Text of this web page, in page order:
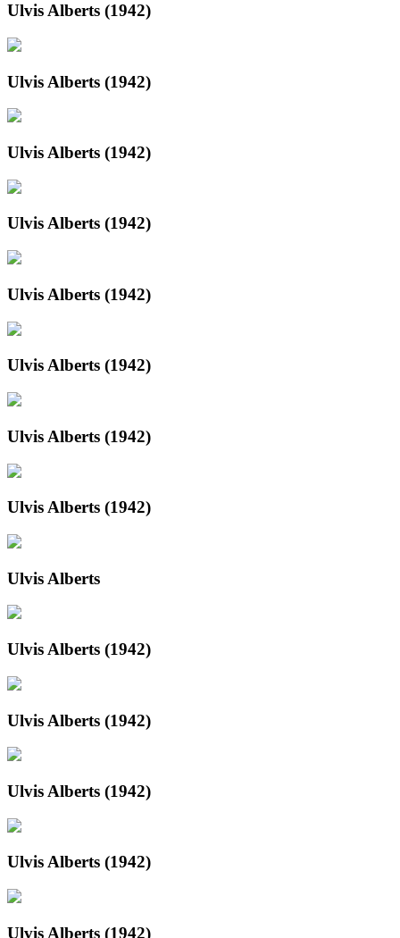
Ulvis Alberts (1942)
Ulvis Alberts (1942)
Ulvis Alberts (1942)
Ulvis Alberts (1942)
Ulvis Alberts (1942)
Ulvis Alberts (1942)
Ulvis Alberts (1942)
Ulvis Alberts (1942)
Ulvis Alberts
Ulvis Alberts (1942)
Ulvis Alberts (1942)
Ulvis Alberts (1942)
Ulvis Alberts (1942)
Ulvis Alberts (1942)